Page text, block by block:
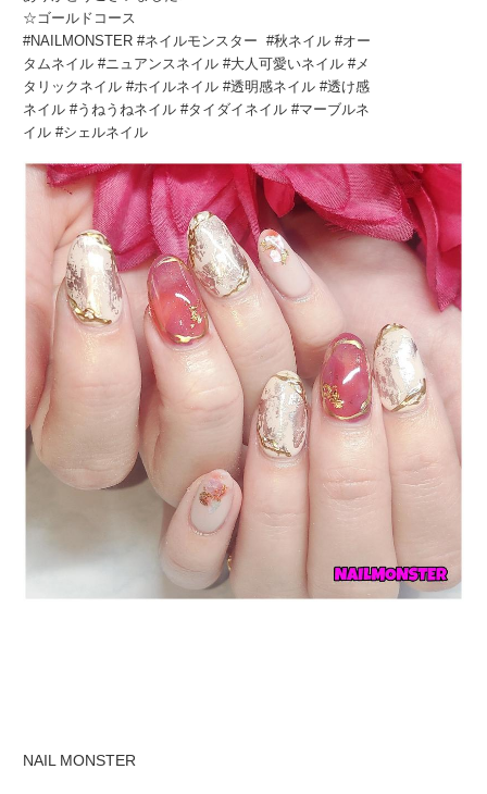
☆ゴールドコース
#NAILMONSTER #ネイルモンスター #秋ネイル #オー
タムネイル #ニュアンスネイル #大人可愛いネイル #メ
タリックネイル #ホイルネイル #透明感ネイル #透け感
ネイル #うねうねネイル #タイダイネイル #マーブルネ
イル #シェルネイル
NAIL MONSTER